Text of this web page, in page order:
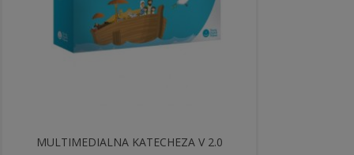
MULTIMEDIALNA KATECHEZA V 2.0